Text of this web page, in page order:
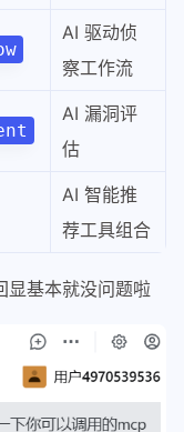
AI 驱动侦
察工作流
AI 漏洞评
估
AI 智能推
荐工具组合
基本就没问题啦